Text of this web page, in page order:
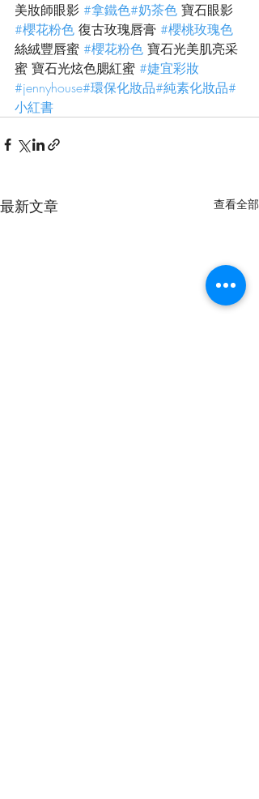
美妝師眼影 #拿鐵色#奶茶色 寶石眼影
#櫻花粉色 復古玫瑰唇膏 #櫻桃玫瑰色
絲絨豐唇蜜 #櫻花粉色 寶石光美肌亮采
蜜 寶石光炫色腮紅蜜 #婕宜彩妝
#jennyhouse#環保化妝品#純素化妝品#
小紅書
最新文章 查看全部